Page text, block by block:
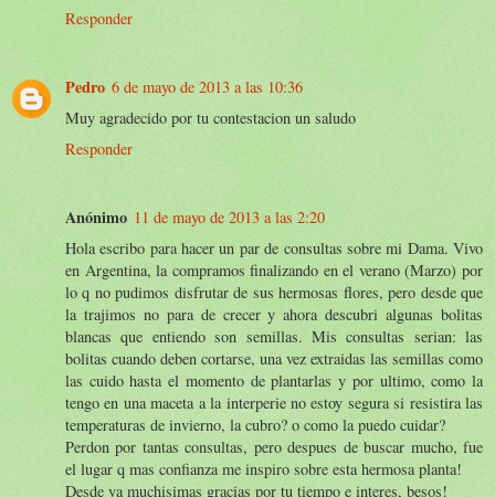
Responder
Pedro 6 de mayo de 2013 a las 10:36
Muy agradecido por tu contestacion un saludo
Responder
Anónimo 11 de mayo de 2013 a las 2:20
Hola escribo para hacer un par de consultas sobre mi Dama. Vivo
en Argentina, la compramos finalizando en el verano (Marzo) por
lo q no pudimos disfrutar de sus hermosas flores, pero desde que
la trajimos no para de crecer y ahora descubri algunas bolitas
blancas que entiendo son semillas. Mis consultas serian: las
bolitas cuando deben cortarse, una vez extraidas las semillas como
las cuido hasta el momento de plantarlas y por ultimo, como la
tengo en una maceta a la interperie no estoy segura si resistira las
temperaturas de invierno, la cubro? o como la puedo cuidar?
Perdon por tantas consultas, pero despues de buscar mucho, fue
el lugar q mas confianza me inspiro sobre esta hermosa planta!
Desde ya muchisimas gracias por tu tiempo e interes, besos!